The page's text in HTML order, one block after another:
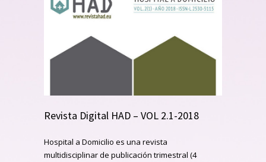
Revista Digital HAD – VOL 2.1-2018
Hospital a Domicilio es una revista
multidisciplinar de publicación trimestral (4